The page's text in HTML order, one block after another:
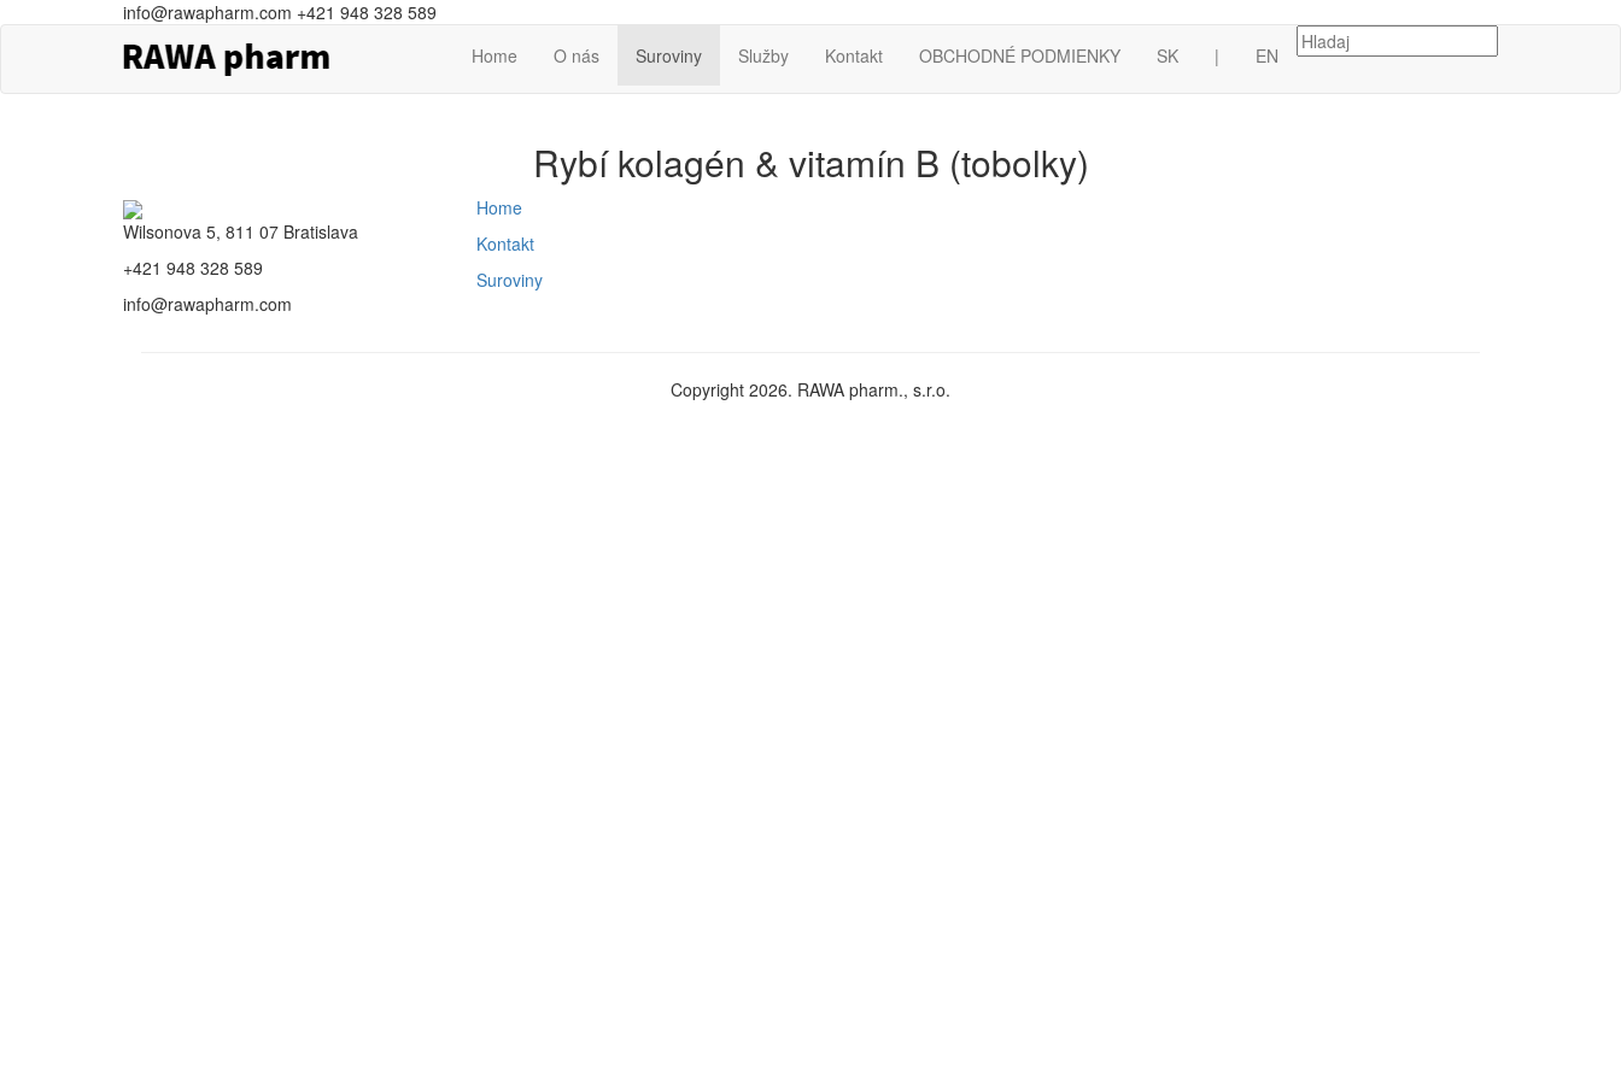
info@rawapharm.com +421 948 328 589
Home
O nás Suroviny Služby Kontakt OBCHODNÉ PODMIENKY SK | EN
Rybí kolagén & vitamín B (tobolky)
Wilsonova 5, 811 07 Bratislava
+421 948 328 589
info@rawapharm.com
Home
Kontakt
Suroviny
Copyright 2026. RAWA pharm., s.r.o.